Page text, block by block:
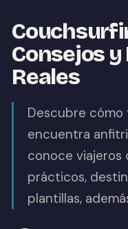
Consejos
Reales
Descubre cómo
encuentra
conoce viajeros
prácticos,
plantillas,